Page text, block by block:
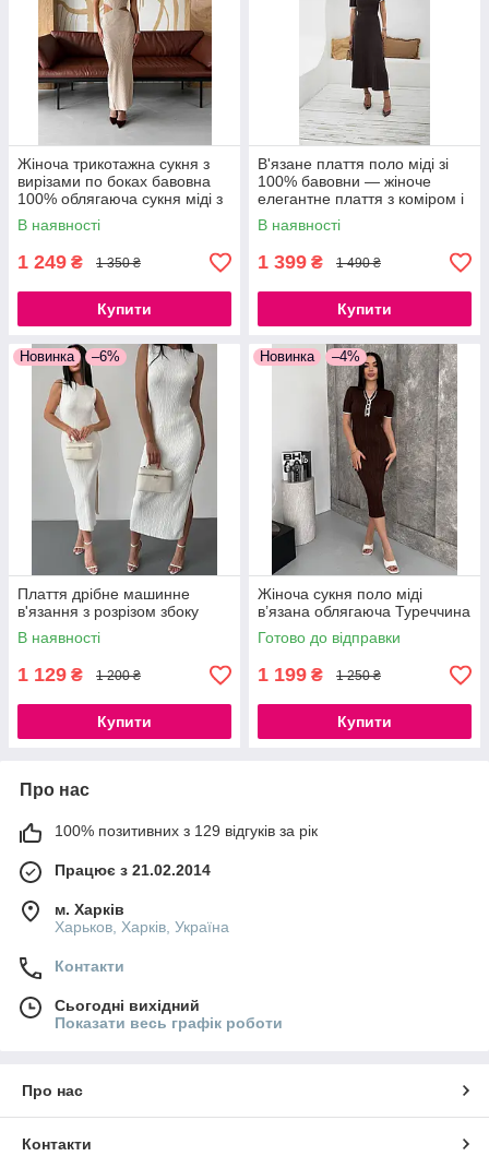
Жіноча трикотажна сукня з
вирізами по боках бавовна
100% облягаюча сукня міді з
розрізом, 42–46
В наявності
1 249 ₴ 1 350 ₴
Купити
В'язане плаття поло міді зі
100% бавовни — жіноче
елегантне плаття з коміром і
коротким рукавом
В наявності
1 399 ₴ 1 490 ₴
Купити
Новинка –6%
Плаття дрібне машинне
в'язання з розрізом збоку
В наявності
1 129 ₴ 1 200 ₴
Купити
Новинка –4%
Жіноча сукня поло міді
в’язана облягаюча Туреччина
Готово до відправки
1 199 ₴ 1 250 ₴
Купити
Про нас
100% позитивних з 129 відгуків за рік
Працює з 21.02.2014
м. Харків
Харьков, Харків, Україна
Контакти
Сьогодні вихідний
Показати весь графік роботи
Про нас
Контакти